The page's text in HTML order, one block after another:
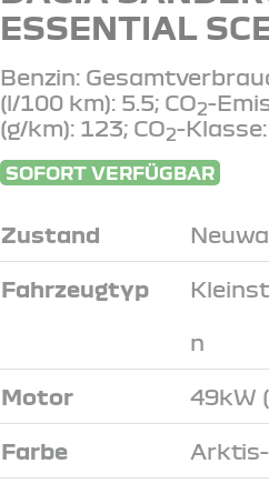
ESSENTIAL
Benzin:
(l/100 km): 5.5; CO2-
(g/km): 123; CO2-
SOFORT VERFÜGBAR
Zustand
Fahrzeugtyp
n
Motor 49kW
Farbe